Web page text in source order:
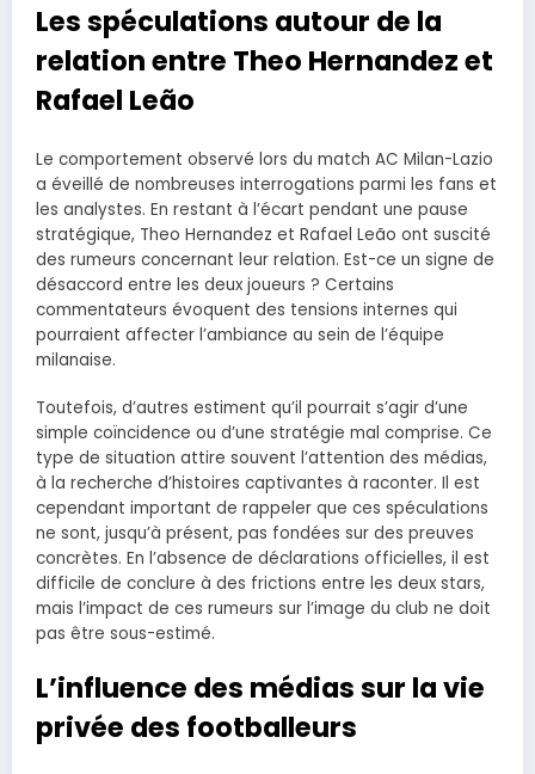
Les spéculations autour de la
relation entre Theo Hernandez et
Rafael Leão
Le comportement observé lors du match AC Milan-Lazio
a éveillé de nombreuses interrogations parmi les fans et
les analystes. En restant à l’écart pendant une pause
stratégique, Theo Hernandez et Rafael Leão ont suscité
des rumeurs concernant leur relation. Est-ce un signe de
désaccord entre les deux joueurs ? Certains
commentateurs évoquent des tensions internes qui
pourraient affecter l’ambiance au sein de l’équipe
milanaise.
Toutefois, d’autres estiment qu’il pourrait s’agir d’une
simple coïncidence ou d’une stratégie mal comprise. Ce
type de situation attire souvent l’attention des médias,
à la recherche d’histoires captivantes à raconter. Il est
cependant important de rappeler que ces spéculations
ne sont, jusqu’à présent, pas fondées sur des preuves
concrètes. En l’absence de déclarations officielles, il est
difficile de conclure à des frictions entre les deux stars,
mais l’impact de ces rumeurs sur l’image du club ne doit
pas être sous-estimé.
L’influence des médias sur la vie
privée des footballeurs